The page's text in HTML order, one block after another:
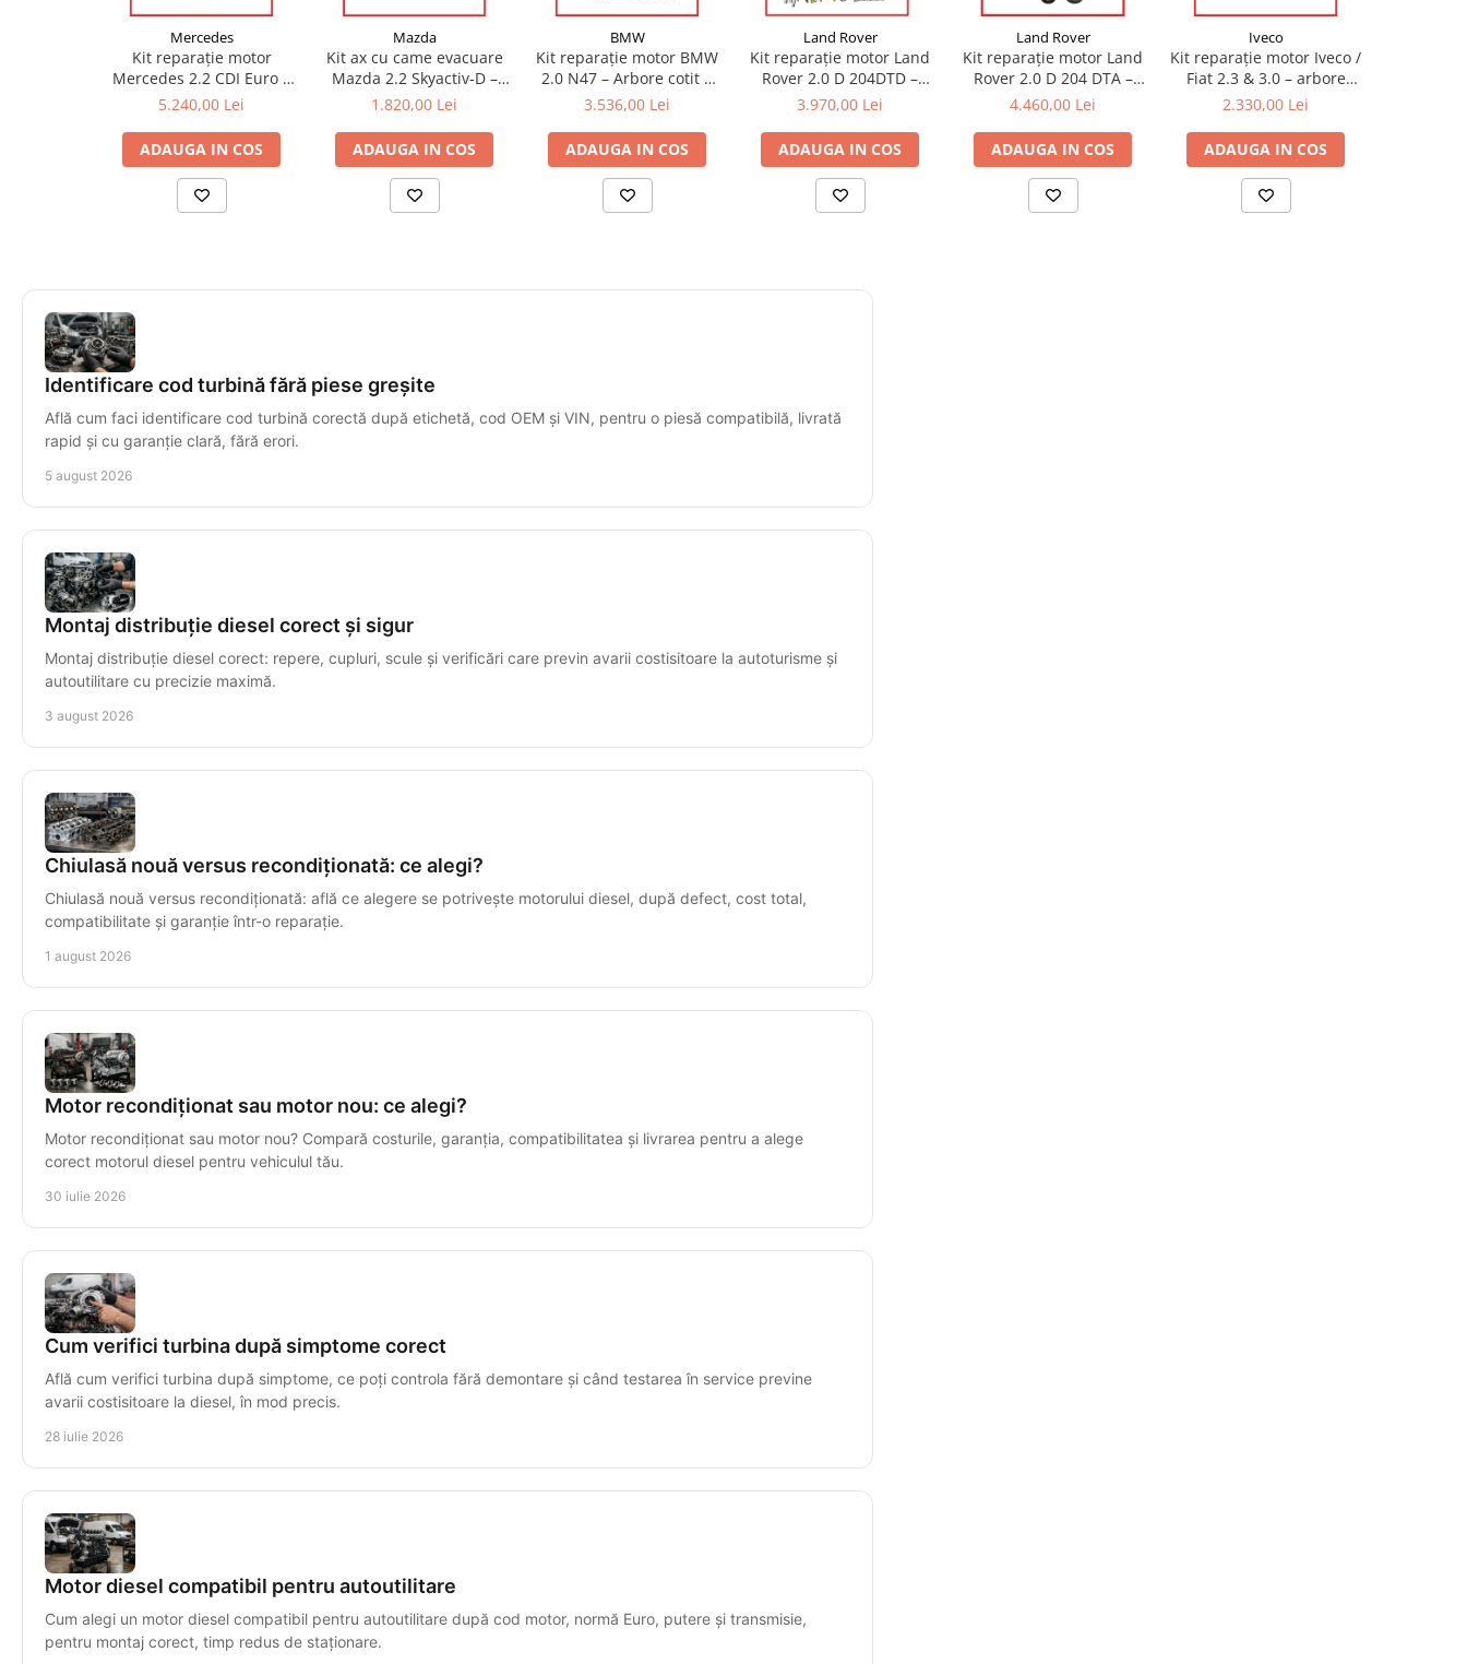
Mercedes
Kit reparație motor
Mercedes 2.2 CDI Euro 6
(OM651) – arbore cotit +
compatibil
5.240,00 Lei
ADAUGA IN COS
Mazda
Kit ax cu came evacuare
Mazda 2.2 Skyactiv-D –
SH01-12-440A / SH01-12-
1.820,00 Lei
ADAUGA IN COS
BMW
Kit reparație motor BMW
2.0 N47 – Arbore cotit +
set cuzineți
3.536,00 Lei
ADAUGA IN COS
Land Rover
Kit reparație motor Land
Rover 2.0 D 204DTD –
arbore cotit + set cuzineți
3.970,00 Lei
ADAUGA IN COS
Land Rover
Kit reparație motor Land
Rover 2.0 D 204 DTA –
arbore cotit + set cuzineți
4.460,00 Lei
ADAUGA IN COS
Iveco
Kit reparație motor Iveco /
Fiat 2.3 & 3.0 – arbore
cotit + set cuzineți | OEM
2.330,00 Lei
ADAUGA IN COS
Identificare cod turbină fără piese greșite
Află cum faci identificare cod turbină corectă după etichetă, cod OEM și VIN, pentru o piesă compatibilă, livrată
rapid și cu garanție clară, fără erori.
5 august 2026
Montaj distribuție diesel corect și sigur
Montaj distribuție diesel corect: repere, cupluri, scule și verificări care previn avarii costisitoare la autoturisme și
autoutilitare cu precizie maximă.
3 august 2026
Chiulasă nouă versus recondiționată: ce alegi?
Chiulasă nouă versus recondiționată: află ce alegere se potrivește motorului diesel, după defect, cost total,
compatibilitate și garanție într-o reparație.
1 august 2026
Motor recondiționat sau motor nou: ce alegi?
Motor recondiționat sau motor nou? Compară costurile, garanția, compatibilitatea și livrarea pentru a alege
corect motorul diesel pentru vehiculul tău.
30 iulie 2026
Cum verifici turbina după simptome corect
Află cum verifici turbina după simptome, ce poți controla fără demontare și când testarea în service previne
avarii costisitoare la diesel, în mod precis.
28 iulie 2026
Motor diesel compatibil pentru autoutilitare
Cum alegi un motor diesel compatibil pentru autoutilitare după cod motor, normă Euro, putere și transmisie,
pentru montaj corect, timp redus de staționare.